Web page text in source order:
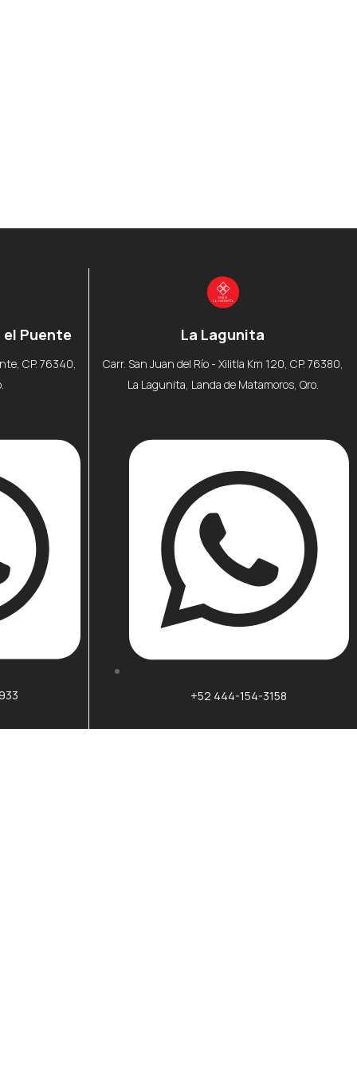
Puente
CP. 76340,
La Lagunita
Carr. San Juan del Río - Xilitla Km 120, CP. 76380,
La Lagunita, Landa de Matamoros, Qro.
+52 444-154-3158